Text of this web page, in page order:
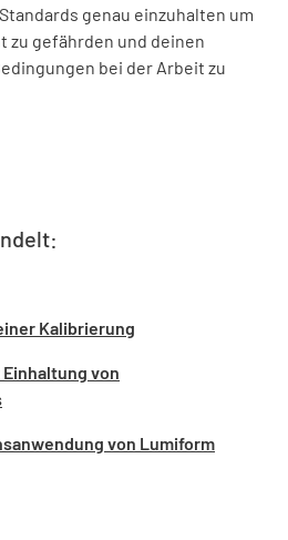
genau einzuhalten um
zu gefährden und deinen
bei der Arbeit zu
Kalibrierung
von
von Lumiform